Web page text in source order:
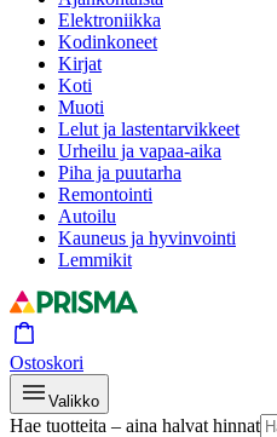
Elektroniikka
Kodinkoneet
Kirjat
Koti
Muoti
Lelut ja lastentarvikkeet
Urheilu ja vapaa-aika
Piha ja puutarha
Remontointi
Autoilu
Kauneus ja hyvinvointi
Lemmikit
Ostoskori
Valikko
Hae tuotteita – aina halvat hinnat